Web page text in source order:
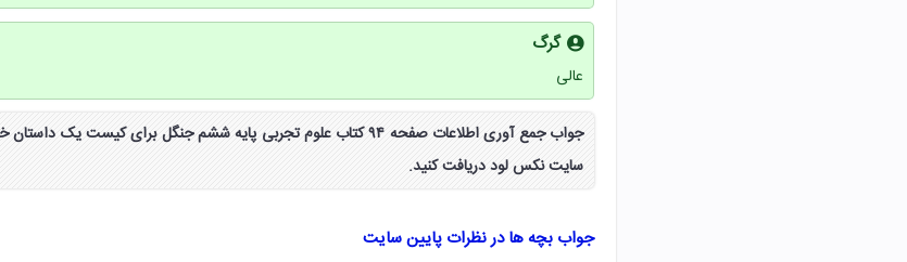
گرگ
عالی
جواب جمع آوری اطلاعات صفحه ۹۴ کتاب علوم تجربی پایه ششم جنگل برای کیست یک
سایت نکس لود دریافت کنید.
جواب بچه ها در نظرات پایین سایت